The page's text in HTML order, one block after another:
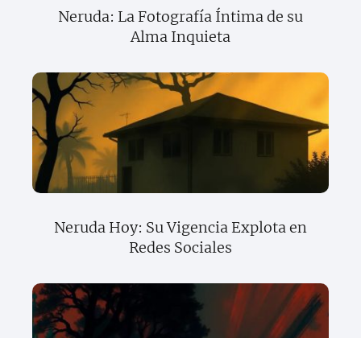
Neruda: La Fotografía Íntima de su
Alma Inquieta
Neruda Hoy: Su Vigencia Explota en
Redes Sociales